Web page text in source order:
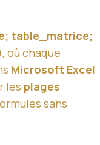
table_matrice;
, où chaque
Microsoft Excel
les plages
sans